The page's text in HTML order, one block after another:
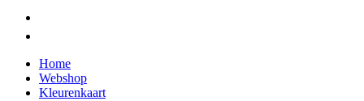
Home
Webshop
Kleurenkaart